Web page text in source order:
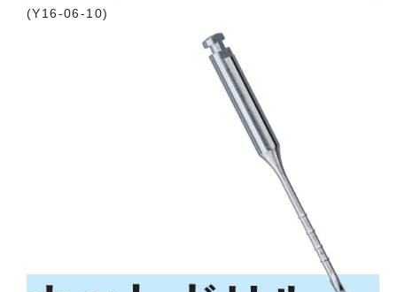
歯科関連機器
(Y16-06-10)